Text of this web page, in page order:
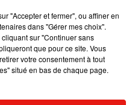
invite Selena Gomez et
son nouveau single
"Accepter et fermer", ou affiner en
dans "Gérer mes choix".
sur "Continuer sans
que pour ce site. Vous
votre consentement à tout
situé en bas de chaque page.